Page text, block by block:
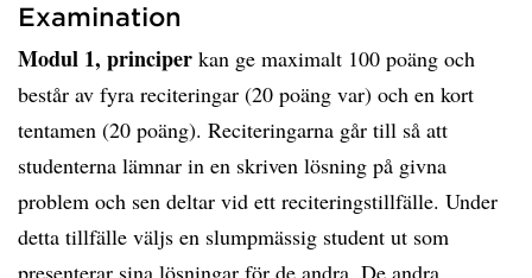
Examination
Modul 1, principer kan ge maximalt 100 poäng och
består av fyra reciteringar (20 poäng var) och en kort
tentamen (20 poäng). Reciteringarna går till så att
studenterna lämnar in en skriven lösning på givna
problem och sen deltar vid ett reciteringstillfälle. Under
detta tillfälle väljs en slumpmässig student ut som
presenterar sina lösningar för de andra. De andra